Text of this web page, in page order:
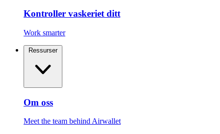
Kontroller vaskeriet ditt
Work smarter
Ressurser
Om oss
Meet the team behind Airwallet